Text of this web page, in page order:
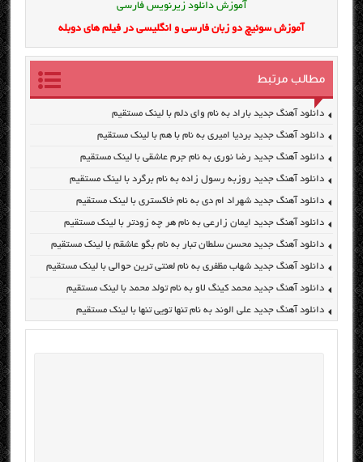
آموزش دانلود زیرنویس فارسی
آموزش سوئیچ دو زبان فارسی و انگلیسی در فیلم های دوبله
مطالب مرتبط
دانلود آهنگ جدید باراد به نام وای دلم با لینک مستقیم
دانلود آهنگ جدید بردیا امیری به نام با هم با لینک مستقیم
دانلود آهنگ جدید رضا نوری به نام جرم عاشقی با لینک مستقیم
دانلود آهنگ جدید روزبه رسول زاده به نام برگرد با لینک مستقیم
دانلود آهنگ جدید شهراد ام دی به نام خاکستری با لینک مستقیم
دانلود آهنگ جدید ایمان زارعی به نام هر چه زودتر با لینک مستقیم
دانلود آهنگ جدید محسن سلطان تبار به نام بگو عاشقم با لینک مستقیم
دانلود آهنگ جدید شهاب مظفری به نام لعنتی ترین حوالی با لینک مستقیم
دانلود آهنگ جدید محمد کینگ لاو به نام تولد محمد با لینک مستقیم
دانلود آهنگ جدید علی الوند به نام تنها تویی تنها با لینک مستقیم